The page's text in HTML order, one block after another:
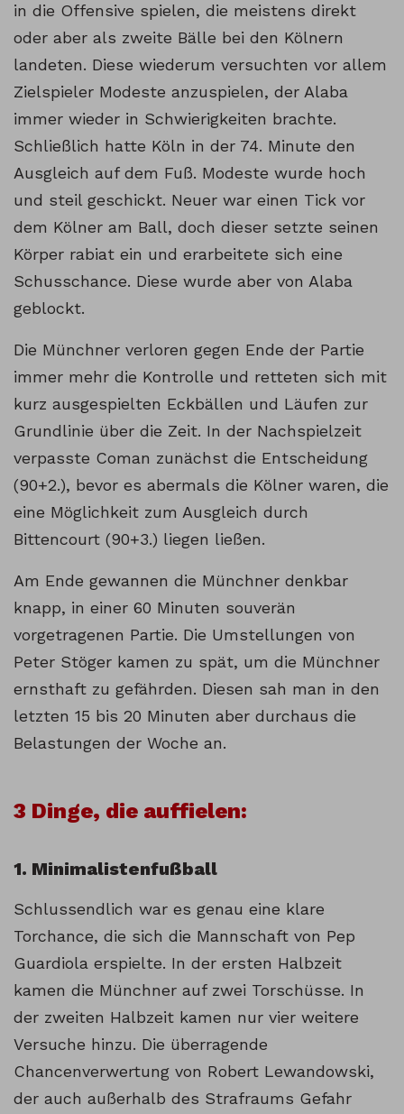
in die Offensive spielen, die meistens direkt
oder aber als zweite Bälle bei den Kölnern
landeten. Diese wiederum versuchten vor allem
Zielspieler Modeste anzuspielen, der Alaba
immer wieder in Schwierigkeiten brachte.
Schließlich hatte Köln in der 74. Minute den
Ausgleich auf dem Fuß. Modeste wurde hoch
und steil geschickt. Neuer war einen Tick vor
dem Kölner am Ball, doch dieser setzte seinen
Körper rabiat ein und erarbeitete sich eine
Schusschance. Diese wurde aber von Alaba
geblockt.
Die Münchner verloren gegen Ende der Partie
immer mehr die Kontrolle und retteten sich mit
kurz ausgespielten Eckbällen und Läufen zur
Grundlinie über die Zeit. In der Nachspielzeit
verpasste Coman zunächst die Entscheidung
(90+2.), bevor es abermals die Kölner waren, die
eine Möglichkeit zum Ausgleich durch
Bittencourt (90+3.) liegen ließen.
Am Ende gewannen die Münchner denkbar
knapp, in einer 60 Minuten souverän
vorgetragenen Partie. Die Umstellungen von
Peter Stöger kamen zu spät, um die Münchner
ernsthaft zu gefährden. Diesen sah man in den
letzten 15 bis 20 Minuten aber durchaus die
Belastungen der Woche an.
3 Dinge, die auffielen:
1. Minimalistenfußball
Schlussendlich war es genau eine klare
Torchance, die sich die Mannschaft von Pep
Guardiola erspielte. In der ersten Halbzeit
kamen die Münchner auf zwei Torschüsse. In
der zweiten Halbzeit kamen nur vier weitere
Versuche hinzu. Die überragende
Chancenverwertung von Robert Lewandowski,
der auch außerhalb des Strafraums Gefahr